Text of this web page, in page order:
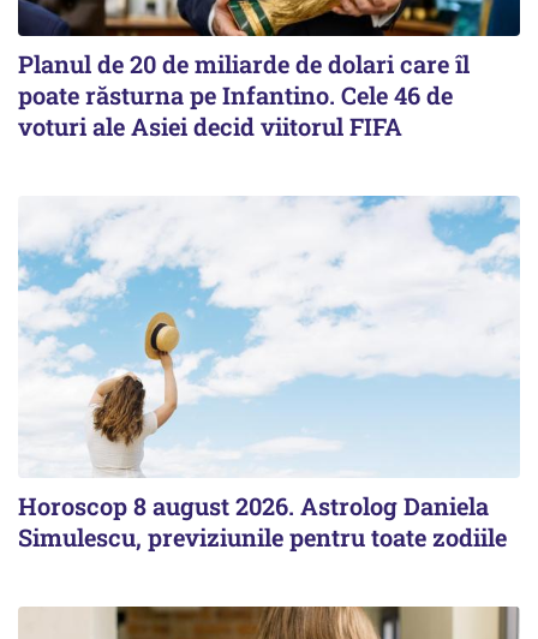
Planul de 20 de miliarde de dolari care îl
poate răsturna pe Infantino. Cele 46 de
voturi ale Asiei decid viitorul FIFA
Horoscop 8 august 2026. Astrolog Daniela
Simulescu, previziunile pentru toate zodiile